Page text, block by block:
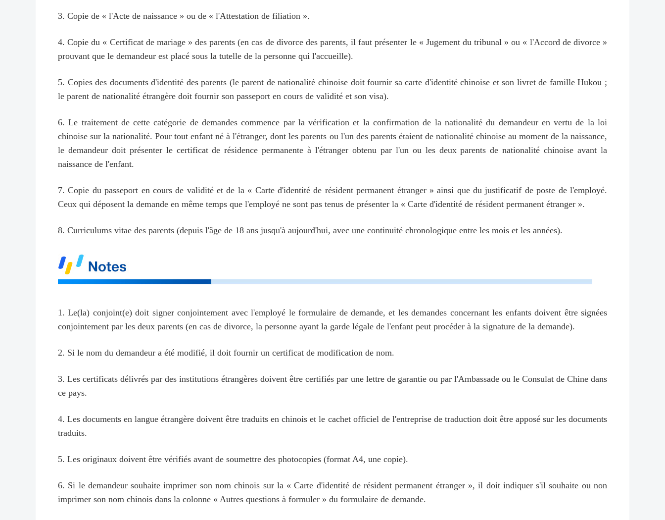
3. Copie de « l'Acte de naissance » ou de « l'Attestation de filiation ».
4. Copie du « Certificat de mariage » des parents (en cas de divorce des parents, il faut présenter le « Jugement du tribunal » ou « l'Accord de divorce »
prouvant que le demandeur est placé sous la tutelle de la personne qui l'accueille).
5. Copies des documents d'identité des parents (le parent de nationalité chinoise doit fournir sa carte d'identité chinoise et son livret de famille Hukou ;
le parent de nationalité étrangère doit fournir son passeport en cours de validité et son visa).
6. Le traitement de cette catégorie de demandes commence par la vérification et la confirmation de la nationalité du demandeur en vertu de la loi
chinoise sur la nationalité. Pour tout enfant né à l'étranger, dont les parents ou l'un des parents étaient de nationalité chinoise au moment de la naissance,
le demandeur doit présenter le certificat de résidence permanente à l'étranger obtenu par l'un ou les deux parents de nationalité chinoise avant la
naissance de l'enfant.
7. Copie du passeport en cours de validité et de la « Carte d'identité de résident permanent étranger » ainsi que du justificatif de poste de l'employé.
Ceux qui déposent la demande en même temps que l'employé ne sont pas tenus de présenter la « Carte d'identité de résident permanent étranger ».
8. Curriculums vitae des parents (depuis l'âge de 18 ans jusqu'à aujourd'hui, avec une continuité chronologique entre les mois et les années).
1. Le(la) conjoint(e) doit signer conjointement avec l'employé le formulaire de demande, et les demandes concernant les enfants doivent être signées
conjointement par les deux parents (en cas de divorce, la personne ayant la garde légale de l'enfant peut procéder à la signature de la demande).
2. Si le nom du demandeur a été modifié, il doit fournir un certificat de modification de nom.
3. Les certificats délivrés par des institutions étrangères doivent être certifiés par une lettre de garantie ou par l'Ambassade ou le Consulat de Chine dans
ce pays.
4. Les documents en langue étrangère doivent être traduits en chinois et le cachet officiel de l'entreprise de traduction doit être apposé sur les documents
traduits.
5. Les originaux doivent être vérifiés avant de soumettre des photocopies (format A4, une copie).
6. Si le demandeur souhaite imprimer son nom chinois sur la « Carte d'identité de résident permanent étranger », il doit indiquer s'il souhaite ou non
imprimer son nom chinois dans la colonne « Autres questions à formuler » du formulaire de demande.